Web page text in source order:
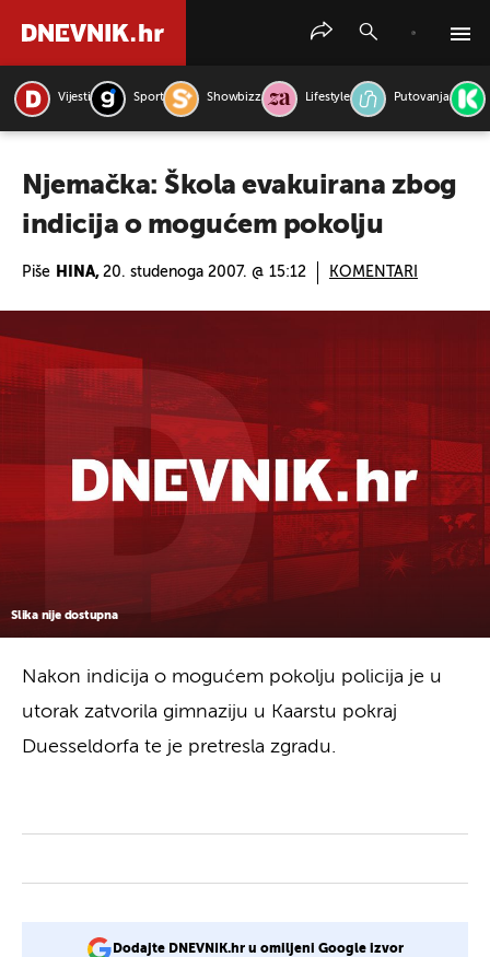
Vijesti Sport Showbizz Lifestyle Putovanja
Njemačka: Škola evakuirana zbog
indicija o mogućem pokolju
Piše HINA, 20. studenoga 2007. @ 15:12 KOMENTARI
Slika nije dostupna
Nakon indicija o mogućem pokolju policija je u
utorak zatvorila gimnaziju u Kaarstu pokraj
Duesseldorfa te je pretresla zgradu.
Dodajte DNEVNIK.hr u omiljeni Google izvor
PRETRAŽITE VIJESTI